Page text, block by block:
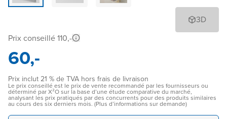
3D
Prix conseillé 110,-
60,-
Prix inclut 21 % de TVA hors frais de livraison
Le prix conseillé est le prix de vente recommandé par les fournisseurs ou
déterminé par X²O sur la base d’une étude comparative du marché,
analysant les prix pratiqués par des concurrents pour des produits similaires
au cours des six derniers mois. (Plus d’informations sur demande)